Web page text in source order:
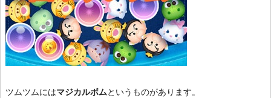
ツムツムにはマジカルボムというものがあります。